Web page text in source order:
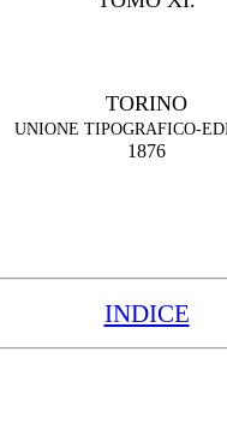
TORINO
UNIONE TIPOGRAFICO-
1876
INDICE